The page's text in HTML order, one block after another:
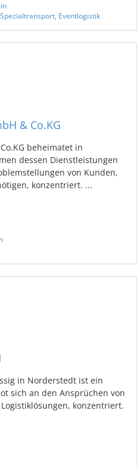
Eventlogistik
& Co.KG
beheimatet in
dessen Dienstleistungen
von Kunden,
konzentriert. ...
in Norderstedt ist ein
sich an den Ansprüchen von
konzentriert.